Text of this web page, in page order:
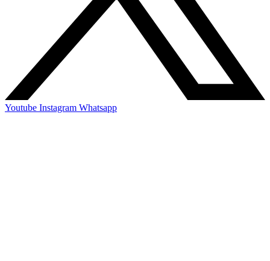
Youtube Instagram Whatsapp